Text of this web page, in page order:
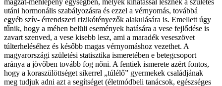
magzat-méhlepény egységben, melyek kihatással lesznek a születés
utáni hormonális szabályozásra és ezzel a vérnyomás, továbbá
egyéb szív- érrendszeri rizikótényezők alakulására is. Emellett úgy
tűnik, hogy a méhen belüli események hatására a vese fejlődése is
zavart szenved, a vese kisebb lesz, ami a maradék veseszövet
túlterheléséhez és később magas vérnyomáshoz vezethet. A
magyarországi születési statisztika ismeretében e betegcsoport
aránya a jövőben tovább fog nőni. A fentiek ismerete azért fontos,
hogy a koraszülöttséget sikerrel „túlélő” gyermekek családjának
meg tudjuk adni azt a segítséget (életmódbeli tanácsok, egészséges